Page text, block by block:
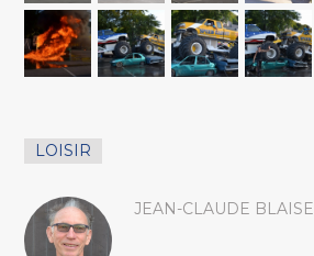
LOISIR
JEAN-CLAUDE BLAISE